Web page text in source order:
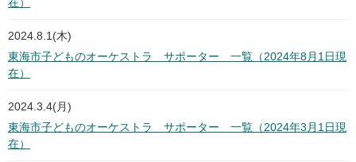
在）
2024.8.1(木)
東海市子どものオーケストラ サポーター 一覧（2024年8月1日現
在）
2024.3.4(月)
東海市子どものオーケストラ サポーター 一覧（2024年3月1日現
在）